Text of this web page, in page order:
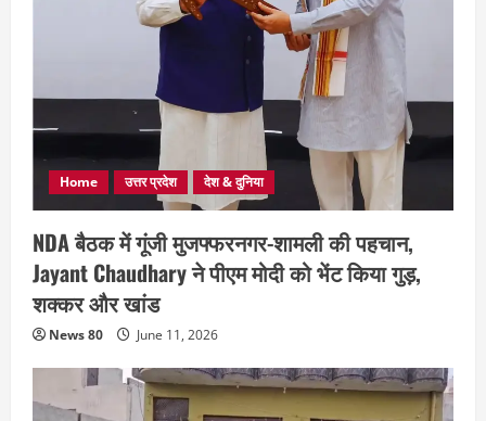
Home उत्तर प्रदेश देश & दुनिया
NDA बैठक में गूंजी मुजफ्फरनगर-शामली की पहचान,
Jayant Chaudhary ने पीएम मोदी को भेंट किया गुड़,
शक्कर और खांड
News 80 June 11, 2026